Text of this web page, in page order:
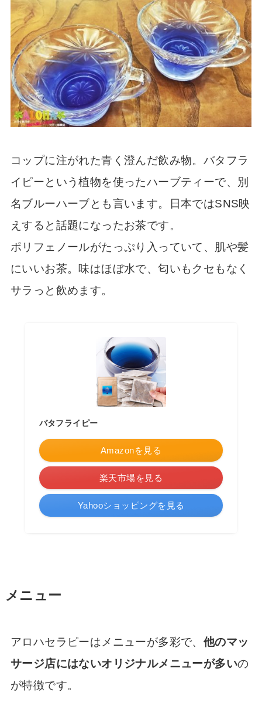
コップに注がれた青く澄んだ飲み物。バタフラ
イピーという植物を使ったハーブティーで、別
名ブルーハーブとも言います。日本ではSNS映
えすると話題になったお茶です。
ポリフェノールがたっぷり入っていて、肌や髪
にいいお茶。味はほぼ水で、匂いもクセもなく
サラっと飲めます。
バタフライピー
Amazonを見る
楽天市場を見る
Yahooショッピングを見る
メニュー
アロハセラピーはメニューが多彩で、 他のマッ
サージ店にはないオリジナルメニューが多いの
が特徴です。